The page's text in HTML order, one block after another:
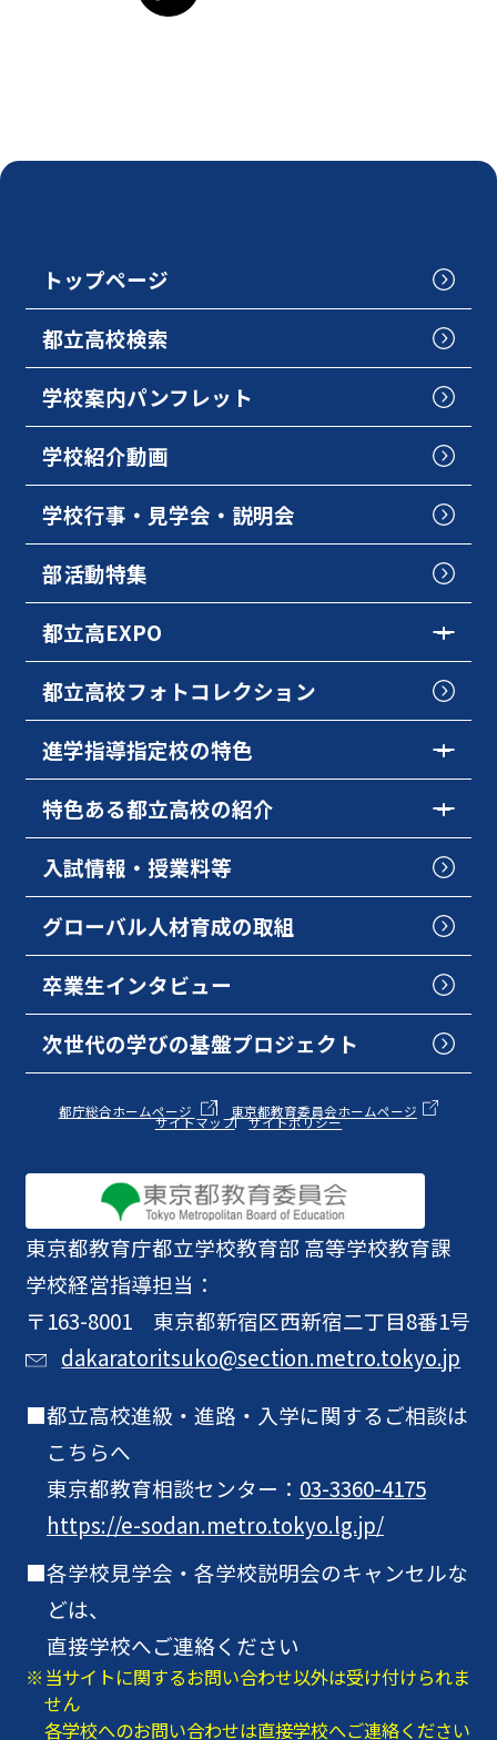
東京都教育庁都立学校教育部 高等学校教育課
学校経営指導担当：
〒163-8001 東京都新宿区西新宿二丁目8番1号
dakaratoritsuko@section.metro.tokyo.jp
都立高校進級・進路・入学に関するご相談は
こちらへ
東京都教育相談センター： 03-3360-4175
https://e-sodan.metro.tokyo.lg.jp/
各学校見学会・各学校説明会のキャンセルな
どは、
直接学校へご連絡ください
当サイトに関するお問い合わせ以外は受け付けられま
せん
各学校へのお問い合わせは直接学校へご連絡ください
トップページ
都立高校検索
学校案内パンフレット
学校紹介動画
学校行事・見学会・説明会
部活動特集
都立高EXPO
都立高校フォトコレクション
進学指導指定校の特色
特色ある都立高校の紹介
入試情報・授業料等
グローバル人材育成の取組
卒業生インタビュー
次世代の学びの基盤プロジェクト
都庁総合ホームページ 東京都教育委員会ホームページ
サイトマップ サイトポリシー